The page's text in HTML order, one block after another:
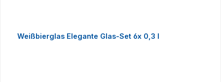
Weißbierglas Elegante Glas-Set 6x 0,3 l